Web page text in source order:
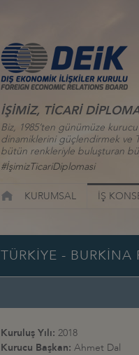
İŞİMİZ, TİCARİ
Biz, 1985’ten günümüze
dinamiklerini güçlendirmek ve
bütün renkleriyle buluşturan
#İşimizTicariDiplomasi
KURUMSAL İŞ
TÜRKİYE - BURKİNA
Kuruluş Yılı: 2018
Kurucu Başkan: Ahmet Dal